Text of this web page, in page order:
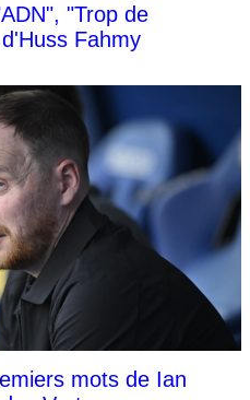
"Trop de
Fahmy
mots de Ian